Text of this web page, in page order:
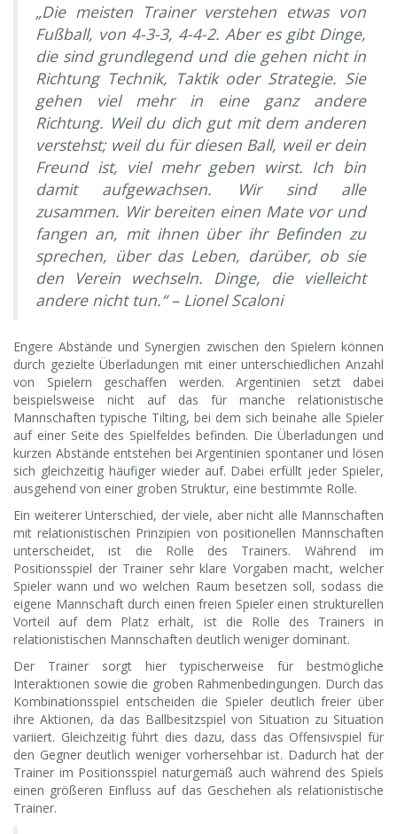
„Die meisten Trainer verstehen etwas von
Fußball, von 4-3-3, 4-4-2. Aber es gibt Dinge,
die sind grundlegend und die gehen nicht in
Richtung Technik, Taktik oder Strategie. Sie
gehen viel mehr in eine ganz andere
Richtung. Weil du dich gut mit dem anderen
verstehst; weil du für diesen Ball, weil er dein
Freund ist, viel mehr geben wirst. Ich bin
damit aufgewachsen. Wir sind alle
zusammen. Wir bereiten einen Mate vor und
fangen an, mit ihnen über ihr Befinden zu
sprechen, über das Leben, darüber, ob sie
den Verein wechseln. Dinge, die vielleicht
andere nicht tun.“ – Lionel Scaloni
Engere Abstände und Synergien zwischen den Spielern können
durch gezielte Überladungen mit einer unterschiedlichen Anzahl
von Spielern geschaffen werden. Argentinien setzt dabei
beispielsweise nicht auf das für manche relationistische
Mannschaften typische Tilting, bei dem sich beinahe alle Spieler
auf einer Seite des Spielfeldes befinden. Die Überladungen und
kurzen Abstände entstehen bei Argentinien spontaner und lösen
sich gleichzeitig häufiger wieder auf. Dabei erfüllt jeder Spieler,
ausgehend von einer groben Struktur, eine bestimmte Rolle.
Ein weiterer Unterschied, der viele, aber nicht alle Mannschaften
mit relationistischen Prinzipien von positionellen Mannschaften
unterscheidet, ist die Rolle des Trainers. Während im
Positionsspiel der Trainer sehr klare Vorgaben macht, welcher
Spieler wann und wo welchen Raum besetzen soll, sodass die
eigene Mannschaft durch einen freien Spieler einen strukturellen
Vorteil auf dem Platz erhält, ist die Rolle des Trainers in
relationistischen Mannschaften deutlich weniger dominant.
Der Trainer sorgt hier typischerweise für bestmögliche
Interaktionen sowie die groben Rahmenbedingungen. Durch das
Kombinationsspiel entscheiden die Spieler deutlich freier über
ihre Aktionen, da das Ballbesitzspiel von Situation zu Situation
variiert. Gleichzeitig führt dies dazu, dass das Offensivspiel für
den Gegner deutlich weniger vorhersehbar ist. Dadurch hat der
Trainer im Positionsspiel naturgemäß auch während des Spiels
einen größeren Einfluss auf das Geschehen als relationistische
Trainer.